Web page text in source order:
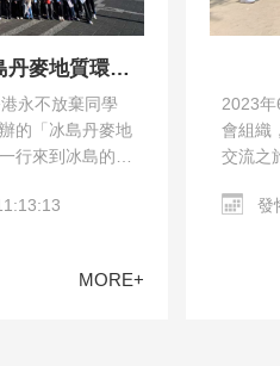
麥地質環保
永不放棄同學
的「冰島丹麥地
行來到冰島的雷
MORE+
2023
會組織
交流之
教堂發